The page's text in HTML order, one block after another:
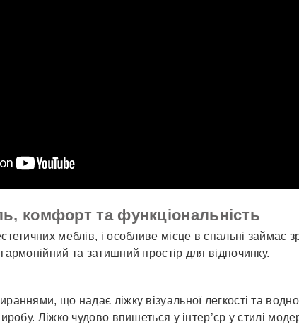
комфорт та функціональність
меблів, і особливе місце в спальні займає
та затишний простір для відпочинку.
що надає ліжку візуальної легкості та
Ліжко чудово впишеться у інтер’єр у стилі